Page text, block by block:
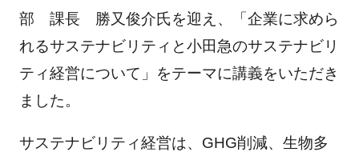
部 課長 勝又俊介氏を迎え、「企業に求めら
れるサステナビリティと小田急のサステナビリ
ティ経営について」をテーマに講義をいただき
ました。
サステナビリティ経営は、GHG削減、生物多